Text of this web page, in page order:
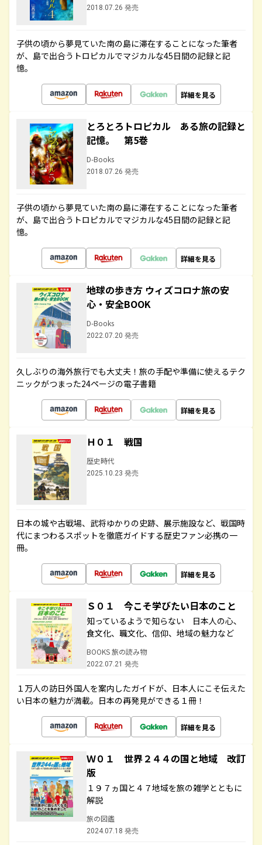
2018.07.26 発売
子供の頃から夢見ていた南の島に滞在することになった筆者
が、島で出合うトロピカルでマジカルな45日間の記録と記
憶。
詳細を見る
とろとろトロピカル ある旅の記録と
記憶。 第5巻
D-Books
2018.07.26 発売
子供の頃から夢見ていた南の島に滞在することになった筆者
が、島で出合うトロピカルでマジカルな45日間の記録と記
憶。
詳細を見る
地球の歩き方 ウィズコロナ旅の安
心・安全BOOK
D-Books
2022.07.20 発売
久しぶりの海外旅行でも大丈夫！旅の手配や準備に使えるテク
ニックがつまった24ページの電子書籍
詳細を見る
Ｈ０１ 戦国
歴史時代
2025.10.23 発売
日本の城や古戦場、武将ゆかりの史跡、展示施設など、戦国時
代にまつわるスポットを徹底ガイドする歴史ファン必携の一
冊。
詳細を見る
Ｓ０１ 今こそ学びたい日本のこと
知っているようで知らない 日本人の心、
食文化、職文化、信仰、地域の魅力など
BOOKS 旅の読み物
2022.07.21 発売
１万人の訪日外国人を案内したガイドが、日本人にこそ伝えた
い日本の魅力が満載。日本の再発見ができる１冊！
詳細を見る
Ｗ０１ 世界２４４の国と地域 改訂
版
１９７ヵ国と４７地域を旅の雑学とともに
解説
旅の図鑑
2024.07.18 発売